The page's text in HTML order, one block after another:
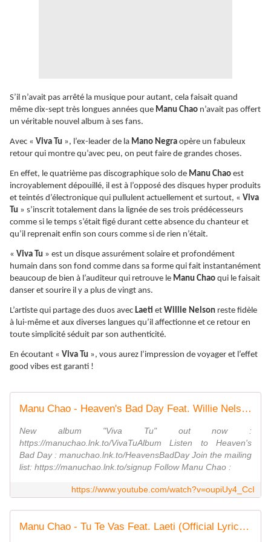
S’il n’avait pas arrêté la musique pour autant, cela faisait quand
même dix-sept très longues années que Manu Chao n’avait pas offert
un véritable nouvel album à ses fans.
Avec « Viva Tu », l’ex-leader de la Mano Negra opère un fabuleux
retour qui montre qu’avec peu, on peut faire de grandes choses.
En effet, le quatrième pas discographique solo de Manu Chao est
incroyablement dépouillé, il est à l’opposé des disques hyper produits
et teintés d’électronique qui pullulent actuellement et surtout, « Viva
Tu » s’inscrit totalement dans la lignée de ses trois prédécesseurs
comme si le temps s’était figé durant cette absence du chanteur et
qu’il reprenait enfin son cours comme si de rien n’était.
« Viva Tu » est un disque assurément solaire et profondément
humain dans son fond comme dans sa forme qui fait instantanément
beaucoup de bien à l’auditeur qui retrouve le Manu Chao qui le faisait
danser et sourire il y a plus de vingt ans.
L’artiste qui partage des duos avec Laeti et Willie Nelson reste fidèle
à lui-même et aux diverses langues qu’il affectionne et ce retour en
toute simplicité séduit par son authenticité.
En écoutant « Viva Tu », vous aurez l’impression de voyager et l’effet
good vibes est garanti !
Manu Chao - Heaven's Bad Day Feat. Willie Nelson (Official Music Video)
New album "Viva Tu" out now :
https://manuchao.lnk.to/VivaTuAlbum Listen to Heaven's
Bad Day : manuchao.lnk.to/HeavensBadDay Join the mailing
list: https://manuchao.lnk.to/signup Follow Manu Chao :
https://www.youtube.com/watch?v=oupiUy4_CcI
Manu Chao - Tu Te Vas Feat. Laeti (Official Lyric Video)